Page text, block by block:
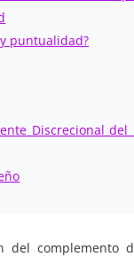
puntualidad?
Discrecional
del complemento